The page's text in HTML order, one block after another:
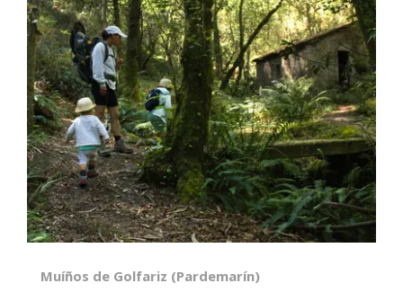
Muíños de Golfariz (Pardemarín)